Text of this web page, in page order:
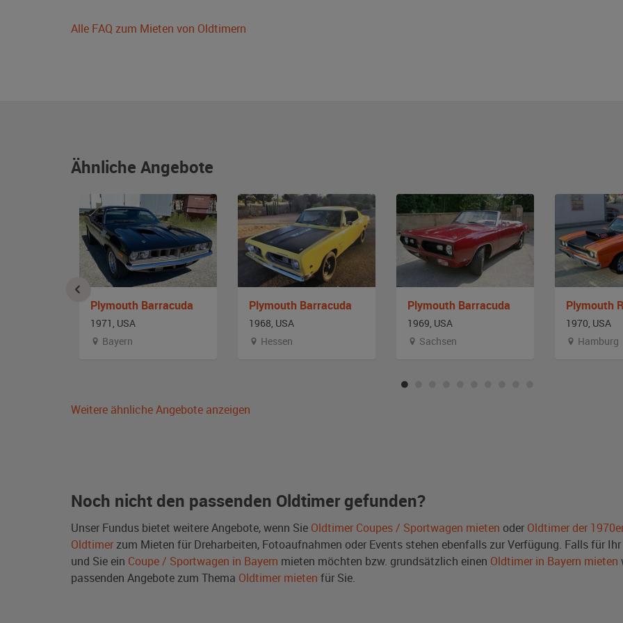
Alle FAQ zum Mieten von Oldtimern
Ähnliche Angebote
Plymouth Barracuda
1971, USA
Bayern
Plymouth Barracuda
1968, USA
Hessen
Plymouth Barracuda
1969, USA
Sachsen
1970, USA
Hamburg
Weitere ähnliche Angebote anzeigen
Noch nicht den passenden Oldtimer gefunden?
Unser Fundus bietet weitere Angebote, wenn Sie Oldtimer Coupes / Sportwagen mieten oder Oldtimer der
Oldtimer zum Mieten für Dreharbeiten, Fotoaufnahmen oder Events stehen ebenfalls zur Verfügung. Falls für
und Sie ein Coupe / Sportwagen in Bayern mieten möchten bzw. grundsätzlich einen Oldtimer in Bayern mieten
passenden Angebote zum Thema Oldtimer mieten für Sie.